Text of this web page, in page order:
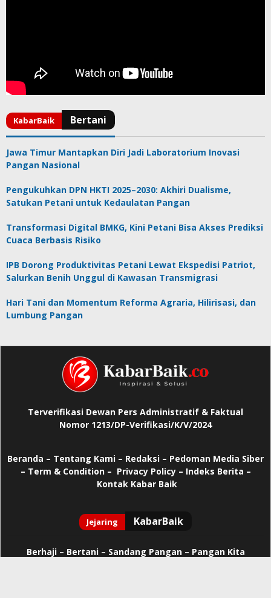
Jawa Timur Mantapkan Diri Jadi Laboratorium Inovasi
Pangan Nasional
Pengukuhkan DPN HKTI 2025–2030: Akhiri Dualisme,
Satukan Petani untuk Kedaulatan Pangan
Transformasi Digital BMKG, Kini Petani Bisa Akses Prediksi
Cuaca Berbasis Risiko
IPB Dorong Produktivitas Petani Lewat Ekspedisi Patriot,
Salurkan Benih Unggul di Kawasan Transmigrasi
Hari Tani dan Momentum Reforma Agraria, Hilirisasi, dan
Lumbung Pangan
Terverifikasi Dewan Pers Administratif & Faktual
Nomor 1213/DP-Verifikasi/K/V/2024
Beranda – Tentang Kami – Redaksi – Pedoman Media Siber
– Term & Condition – Privacy Policy– Indeks Berita –
Kontak Kabar Baik
Berhaji– Bertani – Sandang Pangan – Pangan Kita